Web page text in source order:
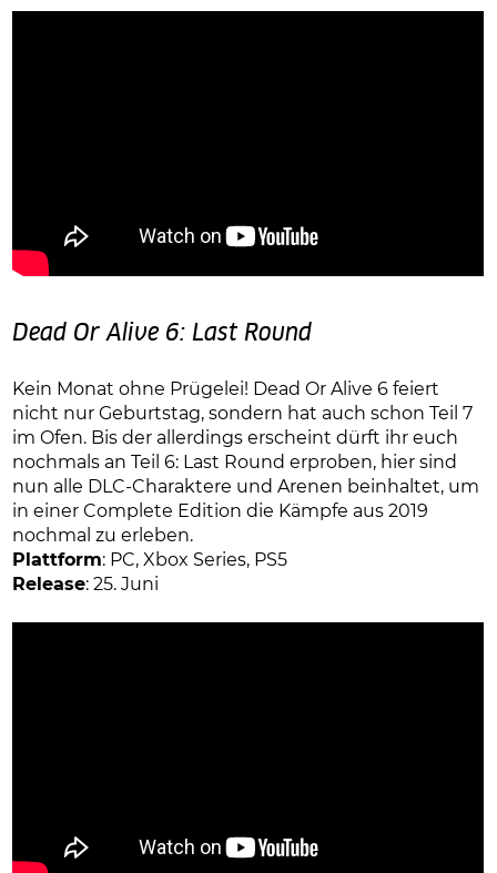
Dead Or Alive 6: Last Round
Kein Monat ohne Prügelei! Dead Or Alive 6 feiert
nicht nur Geburtstag, sondern hat auch schon Teil 7
im Ofen. Bis der allerdings erscheint dürft ihr euch
nochmals an Teil 6: Last Round erproben, hier sind
nun alle DLC-Charaktere und Arenen beinhaltet, um
in einer Complete Edition die Kämpfe aus 2019
nochmal zu erleben.
Plattform: PC, Xbox Series, PS5
Release: 25. Juni